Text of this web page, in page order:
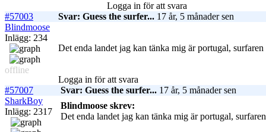
Logga in för att svara
#57003
Svar: Guess the surfer... 17 år, 5 månader sen
Blindmoose
Inlägg: 234
offline
Det enda landet jag kan tänka mig är portugal,
Logga in för att svara
#57007
Svar: Guess the surfer... 17 år, 5 månader sen
SharkBoy
Inlägg: 2317
Blindmoose skrev:
Det enda landet jag kan tänka mig är portugal,